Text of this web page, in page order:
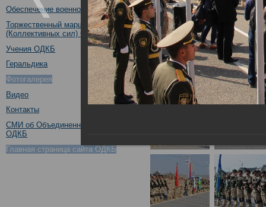
Обеспечение военной безопасности
Торжественный марш Войск
(Коллективных сил) ОДКБ
Учения ОДКБ
Геральдика
Фотогалерея
Видео
Контакты
СМИ об Объединенном штабе
ОДКБ
Главная страница сайта ОДКБ